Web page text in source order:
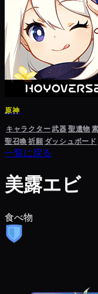
原神
キャラクター武器聖遺物
聖召喚祈願 ダッシュボード
一覧に戻る
美露エビ
食べ物